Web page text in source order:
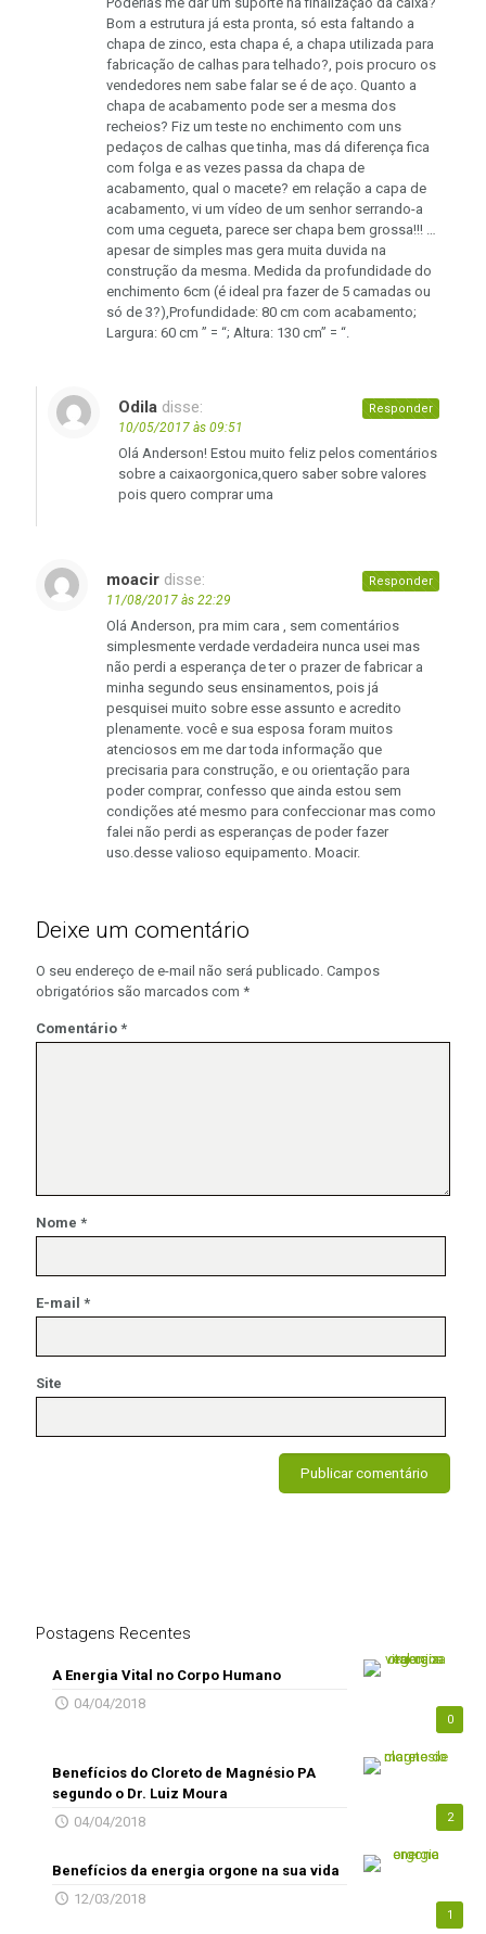
Bom a estrutura já esta pronta, só esta faltando a
chapa de zinco, esta chapa é, a chapa utilizada para
fabricação de calhas para telhado?, pois procuro os
vendedores nem sabe falar se é de aço. Quanto a
chapa de acabamento pode ser a mesma dos
recheios? Fiz um teste no enchimento com uns
pedaços de calhas que tinha, mas dá diferença fica
com folga e as vezes passa da chapa de
acabamento, qual o macete? em relação a capa de
acabamento, vi um vídeo de um senhor serrando-a
com uma cegueta, parece ser chapa bem grossa!!! …
apesar de simples mas gera muita duvida na
construção da mesma. Medida da profundidade do
enchimento 6cm (é ideal pra fazer de 5 camadas ou
só de 3?),Profundidade: 80 cm com acabamento;
Largura: 60 cm ” = “; Altura: 130 cm” = “.
Odila disse:
10/05/2017 às 09:51
Olá Anderson! Estou muito feliz pelos comentários
sobre a caixaorgonica,quero saber sobre valores
pois quero comprar uma
Responder
moacir disse:
11/08/2017 às 22:29
Olá Anderson, pra mim cara , sem comentários
simplesmente verdade verdadeira nunca usei mas
não perdi a esperança de ter o prazer de fabricar a
minha segundo seus ensinamentos, pois já
pesquisei muito sobre esse assunto e acredito
plenamente. você e sua esposa foram muitos
atenciosos em me dar toda informação que
precisaria para construção, e ou orientação para
poder comprar, confesso que ainda estou sem
condições até mesmo para confeccionar mas como
falei não perdi as esperanças de poder fazer
uso.desse valioso equipamento. Moacir.
Responder
Deixe um comentário
O seu endereço de e-mail não será publicado. Campos
obrigatórios são marcados com *
Comentário *
Nome *
E-mail *
Site
Postagens Recentes
0
A Energia Vital no Corpo Humano
04/04/2018
2
Benefícios do Cloreto de Magnésio PA
segundo o Dr. Luiz Moura
04/04/2018
1
Benefícios da energia orgone na sua vida
12/03/2018